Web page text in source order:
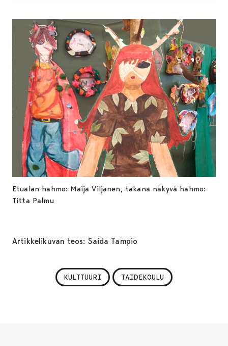
Etualan hahmo: Maija Viljanen, takana näkyvä hahmo:
Titta Palmu
Artikkelikuvan teos: Saida Tampio
KULTTUURI TAIDEKOULU